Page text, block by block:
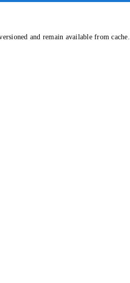
and remain available from cache.